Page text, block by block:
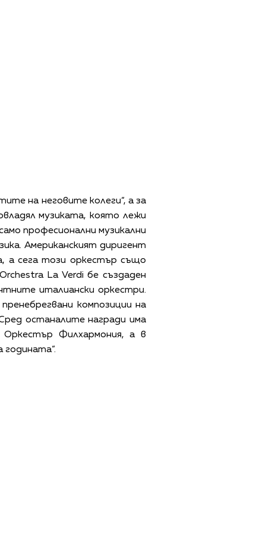
на неговите колеги“, а за
музиката, която лежи
професионални музикални
Американският диригент
а сега този оркестър също
La Verdi бе създаден
италиански оркестри.
композиции на
останалите награди има
Оркестър Филхармония, а в
годината“.